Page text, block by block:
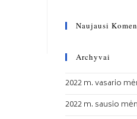
Naujausi
Archyvai
2022 m. vasario
2022 m. sausio